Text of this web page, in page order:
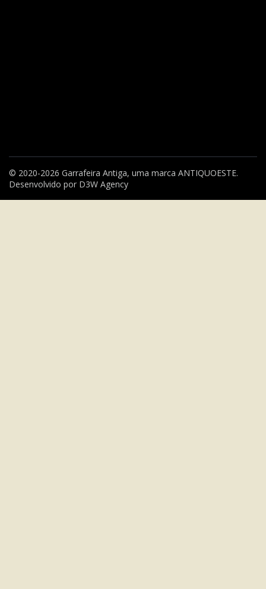
© 2020-2026 Garrafeira Antiga, uma marca ANTIQUOESTE.
Desenvolvido por D3W Agency